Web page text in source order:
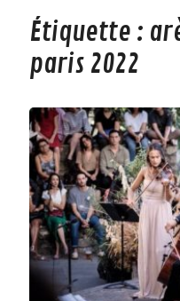
Étiquette :
paris 2022